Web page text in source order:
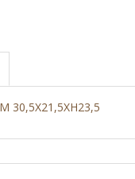
30,5X21,5XH23,5